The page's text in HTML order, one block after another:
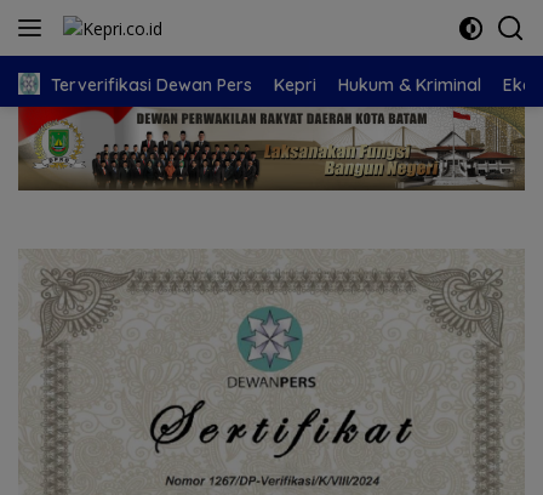
Langsung
Terverifikasi Dewan Pers Kepri Hukum & Kriminal